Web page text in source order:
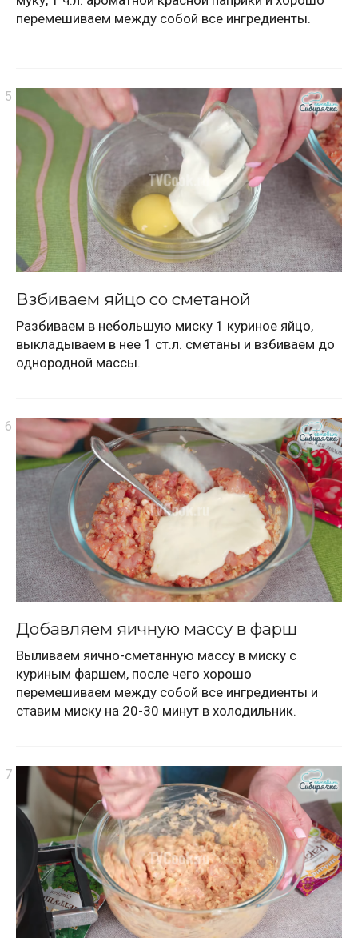
перемешиваем между собой все ингредиенты.
Взбиваем яйцо со сметаной
Разбиваем в небольшую миску 1 куриное яйцо,
выкладываем в нее 1 ст.л. сметаны и взбиваем до
однородной массы.
Добавляем яичную массу в фарш
Выливаем яично-сметанную массу в миску с
куриным фаршем, после чего хорошо
перемешиваем между собой все ингредиенты и
ставим миску на 20-30 минут в холодильник.